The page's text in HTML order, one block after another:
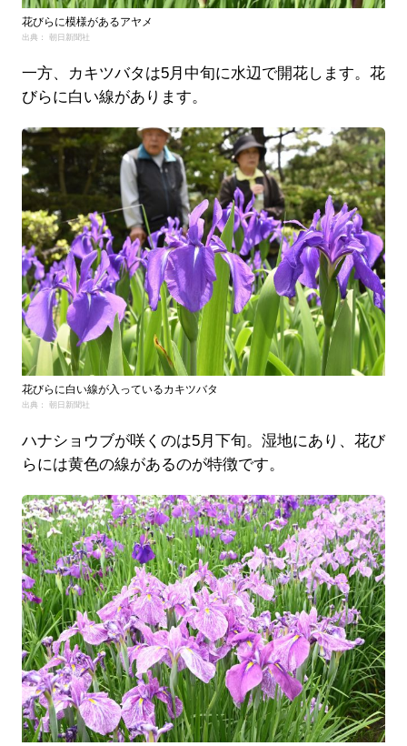
花びらに模様があるアヤメ
出典： 朝日新聞社
一方、カキツバタは5月中旬に水辺で開花します。花
びらに白い線があります。
花びらに白い線が入っているカキツバタ
出典： 朝日新聞社
ハナショウブが咲くのは5月下旬。湿地にあり、花び
らには黄色の線があるのが特徴です。